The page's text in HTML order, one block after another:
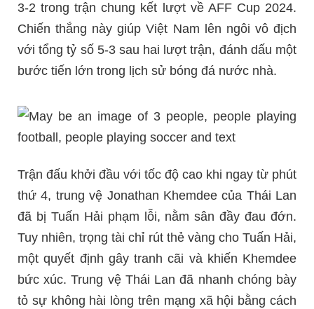
3-2 trong trận chung kết lượt về AFF Cup 2024.
Chiến thắng này giúp Việt Nam lên ngôi vô địch
với tổng tỷ số 5-3 sau hai lượt trận, đánh dấu một
bước tiến lớn trong lịch sử bóng đá nước nhà.
Trận đấu khởi đầu với tốc độ cao khi ngay từ phút
thứ 4, trung vệ Jonathan Khemdee của Thái Lan
đã bị Tuấn Hải phạm lỗi, nằm sân đầy đau đớn.
Tuy nhiên, trọng tài chỉ rút thẻ vàng cho Tuấn Hải,
một quyết định gây tranh cãi và khiến Khemdee
bức xúc. Trung vệ Thái Lan đã nhanh chóng bày
tỏ sự không hài lòng trên mạng xã hội bằng cách